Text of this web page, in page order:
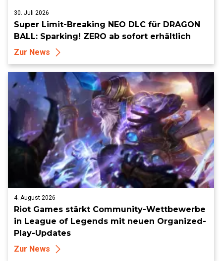
30. Juli 2026
Super Limit-Breaking NEO DLC für DRAGON
BALL: Sparking! ZERO ab sofort erhältlich
Zur News
4. August 2026
Riot Games stärkt Community-Wettbewerbe
in League of Legends mit neuen Organized-
Play-Updates
Zur News